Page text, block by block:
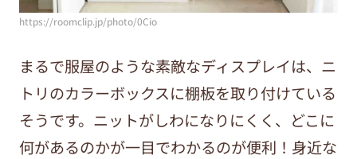
https://roomclip.jp/photo/0Cio
まるで服屋のような素敵なディスプレイは、ニ
トリのカラーボックスに棚板を取り付けている
そうです。ニットがしわになりにくく、どこに
何があるのかが一目でわかるのが便利！身近な